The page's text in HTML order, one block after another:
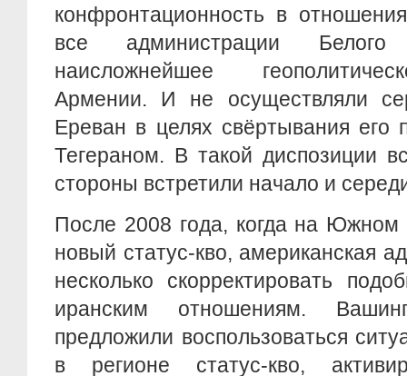
конфронтационность в
все администрации
наисложнейшее
Армении. И не осуществляли
Ереван в целях свёртывания его
Тегераном. В такой диспозиции
стороны встретили начало и
После 2008 года, когда на Южном
новый статус-кво, американская
несколько скорректировать
иранским отношениям.
предложили воспользоваться
в регионе статус-кво,